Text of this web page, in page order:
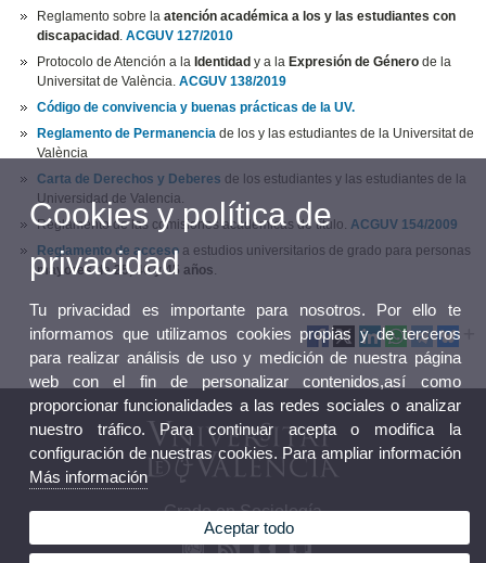
Reglamento sobre laatención académica a los y las estudiantes con
discapacidad .ACGUV 127/2010
Protocolo de Atención a la Identidad y a la Expresión de Género de la
Universitat de València.ACGUV 138/2019
Código de convivencia y buenas prácticas de la UV.
Reglamento de Permanencia de los y las estudiantes de la Universitat de
València
Carta de Derechos y Deberes de los estudiantes y las estudiantes de la
Universidad de Valencia.
Reglamento de las comisiones académicas de título.ACGUV 154/2009
Reglamento de acceso a estudios universitarios de grado para personas
mayores de 25, 40 y 45 años.
Grado en Sociología
Cookies y política de
privacidad
Tu privacidad es importante para nosotros. Por ello te
informamos que utilizamos cookies propias y de terceros
para realizar análisis de uso y medición de nuestra página
web con el fin de personalizar contenidos,así como
proporcionar funcionalidades a las redes sociales o analizar
nuestro tráfico. Para continuar acepta o modifica la
configuración de nuestras cookies. Para ampliar información
Más información
Aceptar todo